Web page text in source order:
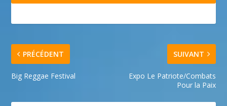
PRÉCÉDENT
Big Reggae Festival
SUIVANT
Expo Le Patriote/Combats
Pour la Paix